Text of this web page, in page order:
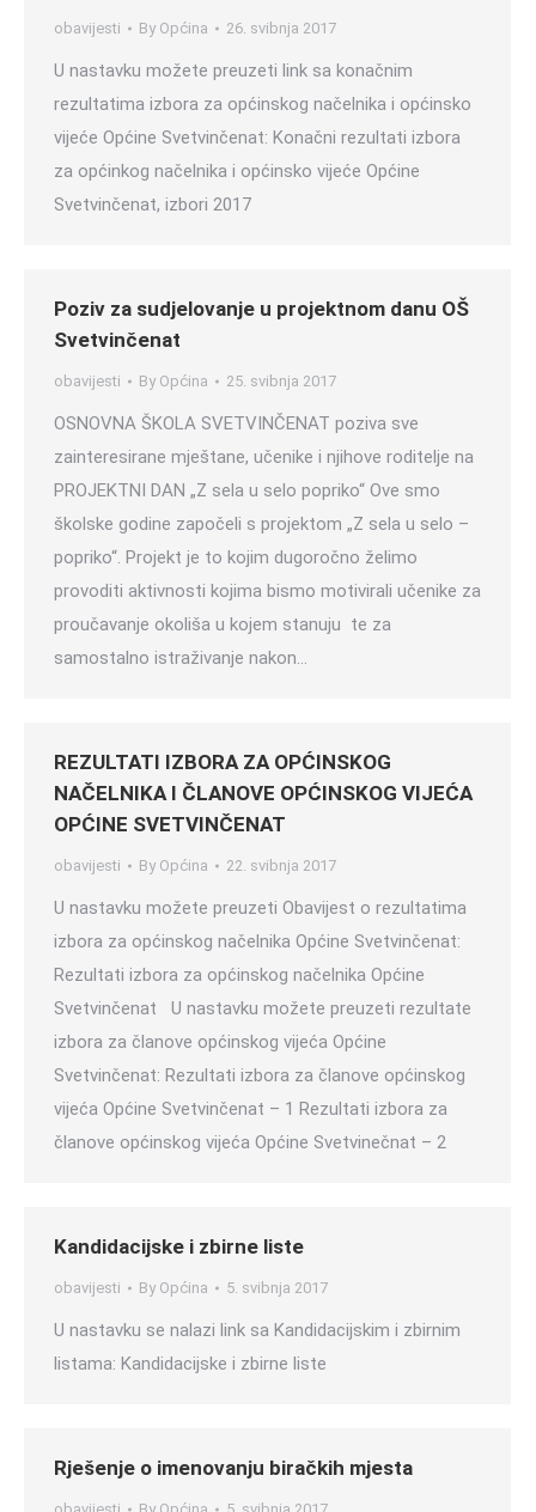
obavijesti By Općina 26. svibnja 2017
U nastavku možete preuzeti link sa konačnim
rezultatima izbora za općinskog načelnika i općinsko
vijeće Općine Svetvinčenat: Konačni rezultati izbora
za općinkog načelnika i općinsko vijeće Općine
Svetvinčenat, izbori 2017
Poziv za sudjelovanje u projektnom danu OŠ
Svetvinčenat
obavijesti By Općina 25. svibnja 2017
OSNOVNA ŠKOLA SVETVINČENAT poziva sve
zainteresirane mještane, učenike i njihove roditelje na
PROJEKTNI DAN „Z sela u selo popriko“ Ove smo
školske godine započeli s projektom „Z sela u selo –
popriko“. Projekt je to kojim dugoročno želimo
provoditi aktivnosti kojima bismo motivirali učenike za
proučavanje okoliša u kojem stanuju te za
samostalno istraživanje nakon…
REZULTATI IZBORA ZA OPĆINSKOG
NAČELNIKA I ČLANOVE OPĆINSKOG VIJEĆA
OPĆINE SVETVINČENAT
obavijesti By Općina 22. svibnja 2017
U nastavku možete preuzeti Obavijest o rezultatima
izbora za općinskog načelnika Općine Svetvinčenat:
Rezultati izbora za općinskog načelnika Općine
Svetvinčenat U nastavku možete preuzeti rezultate
izbora za članove općinskog vijeća Općine
Svetvinčenat: Rezultati izbora za članove općinskog
vijeća Općine Svetvinčenat – 1 Rezultati izbora za
članove općinskog vijeća Općine Svetvinečnat – 2
Kandidacijske i zbirne liste
obavijesti By Općina 5. svibnja 2017
U nastavku se nalazi link sa Kandidacijskim i zbirnim
listama: Kandidacijske i zbirne liste
Rješenje o imenovanju biračkih mjesta